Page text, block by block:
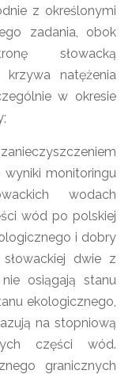
z określonymi
zadania, obok
słowacką
krzywa natężenia
w okresie
monitoringu
wodach
wód po polskiej
i dobry
dwie z
osiągają stanu
ekologicznego,
na stopniową
części wód.
granicznych